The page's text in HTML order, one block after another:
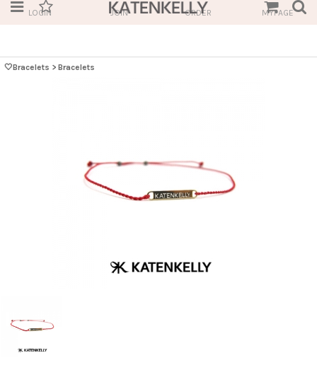
LOGIN JOIN ORDER MYPAGE
🤍Bracelets > Bracelets